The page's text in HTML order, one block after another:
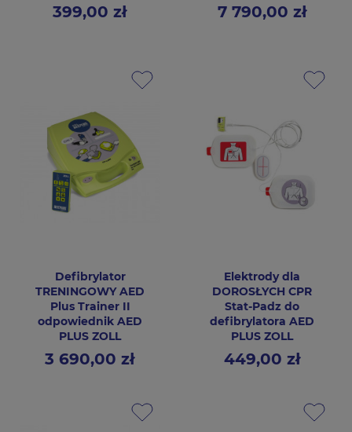
Cena399,00 zł Cena
7 790,00 zł
Defibrylator
TRENINGOWY AED
Plus Trainer II
odpowiednik AED
PLUS ZOLL
Cena
3 690,00 zł
Elektrody dla
DOROSŁYCH CPR
Stat-Padz do
defibrylatora AED
PLUS ZOLL
Cena449,00 zł